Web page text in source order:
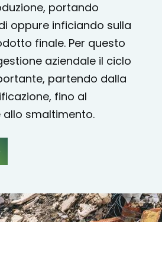
portando
oppure inficiando sulla
finale. Per questo
aziendale il ciclo
partendo dalla
fino al
smaltimento.